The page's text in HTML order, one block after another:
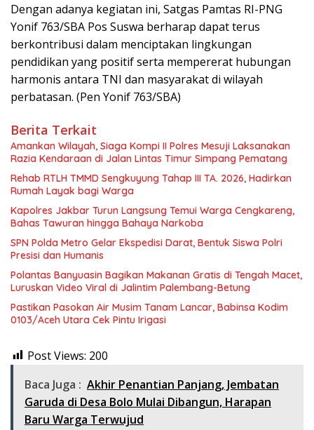
Dengan adanya kegiatan ini, Satgas Pamtas RI-PNG
Yonif 763/SBA Pos Suswa berharap dapat terus
berkontribusi dalam menciptakan lingkungan
pendidikan yang positif serta mempererat hubungan
harmonis antara TNI dan masyarakat di wilayah
perbatasan. (Pen Yonif 763/SBA)
Berita Terkait
Amankan Wilayah, Siaga Kompi II Polres Mesuji Laksanakan
Razia Kendaraan di Jalan Lintas Timur Simpang Pematang
Rehab RTLH TMMD Sengkuyung Tahap III TA. 2026, Hadirkan
Rumah Layak bagi Warga
Kapolres Jakbar Turun Langsung Temui Warga Cengkareng,
Bahas Tawuran hingga Bahaya Narkoba
SPN Polda Metro Gelar Ekspedisi Darat, Bentuk Siswa Polri
Presisi dan Humanis
Polantas Banyuasin Bagikan Makanan Gratis di Tengah Macet,
Luruskan Video Viral di Jalintim Palembang-Betung
Pastikan Pasokan Air Musim Tanam Lancar, Babinsa Kodim
0103/Aceh Utara Cek Pintu Irigasi
Post Views: 200
Baca Juga : Akhir Penantian Panjang, Jembatan
Garuda di Desa Bolo Mulai Dibangun, Harapan
Baru Warga Terwujud